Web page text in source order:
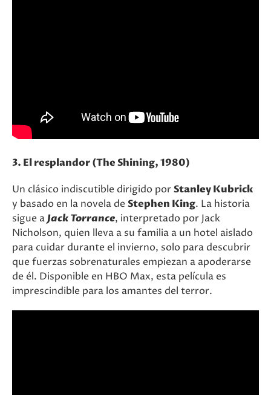
3. El resplandor (The Shining, 1980)
Un clásico indiscutible dirigido porStanley Kubrick
y basado en la novela deStephen King. La historia
sigue aJack Torrance, interpretado por Jack
Nicholson, quien lleva a su familia a un hotel aislado
para cuidar durante el invierno, solo para descubrir
que fuerzas sobrenaturales empiezan a apoderarse
de él. Disponible en HBO Max, esta película es
imprescindible para los amantes del terror​.